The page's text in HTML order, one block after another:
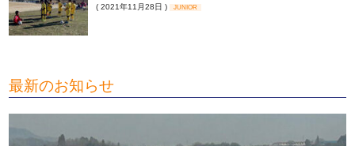
( 2021年11月28日 ) JUNIOR
最新のお知らせ